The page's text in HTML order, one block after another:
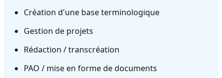
Création d'une base terminologique
Gestion de projets
Rédaction / transcréation
PAO / mise en forme de documents